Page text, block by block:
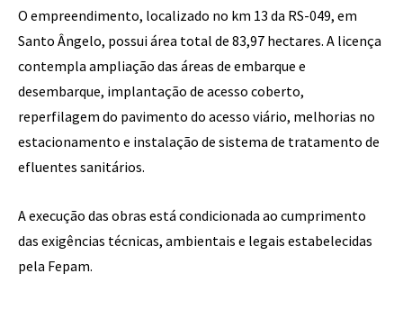
O empreendimento, localizado no km 13 da RS-049, em
Santo Ângelo, possui área total de 83,97 hectares. A licença
contempla ampliação das áreas de embarque e
desembarque, implantação de acesso coberto,
reperfilagem do pavimento do acesso viário, melhorias no
estacionamento e instalação de sistema de tratamento de
efluentes sanitários.
A execução das obras está condicionada ao cumprimento
das exigências técnicas, ambientais e legais estabelecidas
pela Fepam.